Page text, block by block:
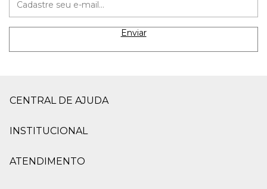
CENTRAL DE AJUDA
INSTITUCIONAL
ATENDIMENTO